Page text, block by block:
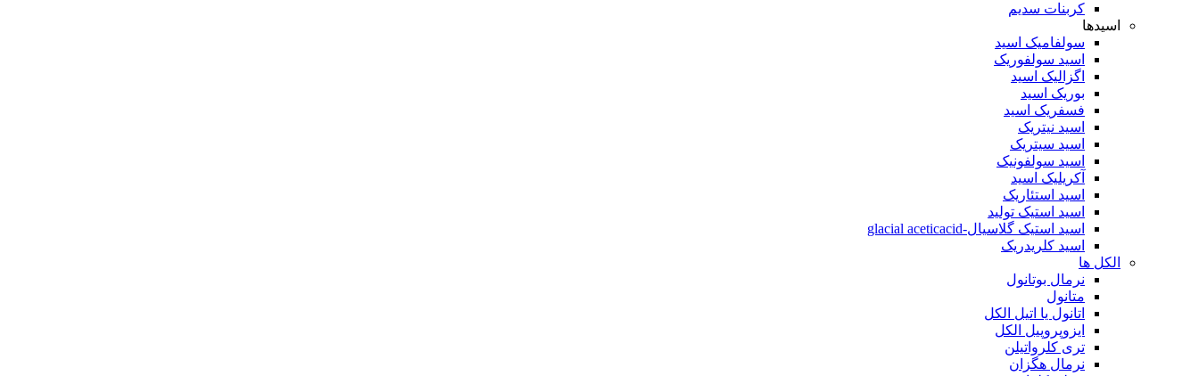
کربنات سدیم
اسیدها
سولفامیک اسید
اسید سولفوریک
اگزالیک اسید
بوریک اسید
فسفریک اسید
اسید نیتریک
اسید سیتریک
اسید سولفونیک
آکریلیک اسید
اسید استئاریک
اسید استیک تولید
اسید استیک گلاسیال-glacial aceticacid
اسید کلریدریک
الکل ها
نرمال بوتانول
متانول
اتانول یا اتیل الکل
ایزوپروپیل الکل
تری کلرواتیلن
نرمال هگزان